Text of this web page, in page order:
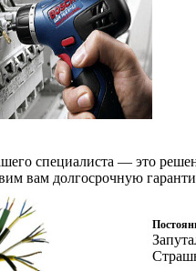
специалиста — это
вам долгосрочную